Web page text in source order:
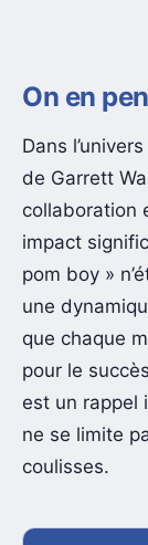
On en
Dans
de Garrett
collaboration
impact
pom boy »
une
que chaque
pour le
est un rappel
ne se limite
coulisses.